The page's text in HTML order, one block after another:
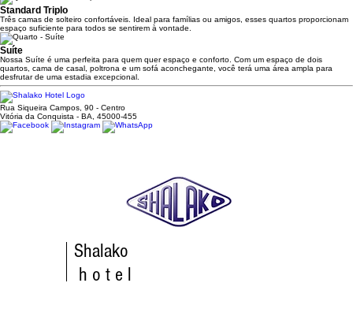
Standard Triplo
Três camas de solteiro confortáveis. Ideal para famílias ou amigos, esses quartos proporcionam
espaço suficiente para todos se sentirem à vontade.
Suíte
Nossa Suíte é uma perfeita para quem quer espaço e conforto. Com um espaço de dois
quartos, cama de casal, poltrona e um sofá aconchegante, você terá uma área ampla para
desfrutar de uma estadia excepcional.
Rua Siqueira Campos, 90 - Centro
Vitória da Conquista - BA, 45000-455
Shalako
h o t e l